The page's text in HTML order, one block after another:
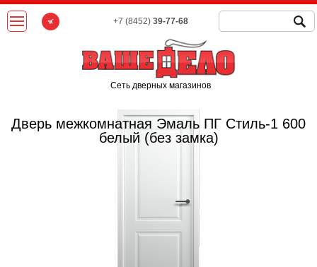
Дверь межкомнатная Эмаль ПГ Стиль-1 600
белый (без замка)
Сеть дверных магазинов
+7 (8452)39-77-68